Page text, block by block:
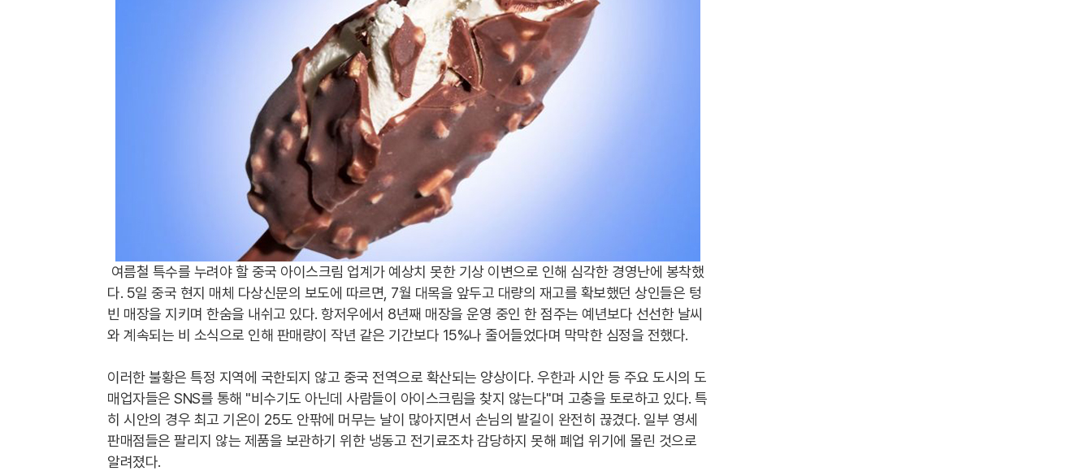
여름철 특수를 누려야 할 중국 아이스크림 업계가 예상치 못한 기상 이변으로 인해 심각한 경영난에 봉착했
다. 5일 중국 현지 매체 다상신문의 보도에 따르면, 7월 대목을 앞두고 대량의 재고를 확보했던 상인들은 텅
빈 매장을 지키며 한숨을 내쉬고 있다. 항저우에서 8년째 매장을 운영 중인 한 점주는 예년보다 선선한 날씨
와 계속되는 비 소식으로 인해 판매량이 작년 같은 기간보다 15%나 줄어들었다며 막막한 심정을 전했다.
이러한 불황은 특정 지역에 국한되지 않고 중국 전역으로 확산되는 양상이다. 우한과 시안 등 주요 도시의 도
매업자들은 SNS를 통해 "비수기도 아닌데 사람들이 아이스크림을 찾지 않는다"며 고충을 토로하고 있다. 특
히 시안의 경우 최고 기온이 25도 안팎에 머무는 날이 많아지면서 손님의 발길이 완전히 끊겼다. 일부 영세
판매점들은 팔리지 않는 제품을 보관하기 위한 냉동고 전기료조차 감당하지 못해 폐업 위기에 몰린 것으로
알려졌다.